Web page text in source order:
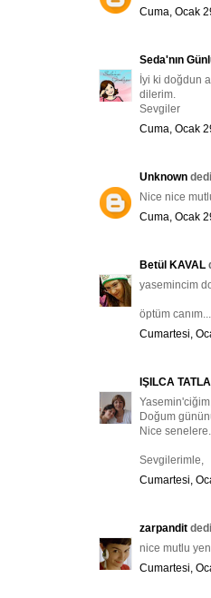
Cuma, Ocak
Seda'nın
İyi ki doğdun
dilerim.
Sevgiler
Cuma, Ocak
Unknown
Nice nice
Cuma, Ocak
Betül KAVAL
yasemincim
öptüm canım...
Cumartesi,
IŞILCA
Doğum
Nice
Sevgilerimle,
Cumartesi,
zarpandit
nice mutlu
Cumartesi,